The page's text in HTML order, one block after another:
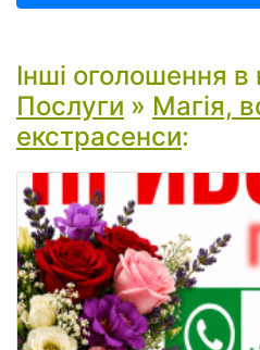
Інші оголошення в
Послуги » Магія,
екстрасенси: